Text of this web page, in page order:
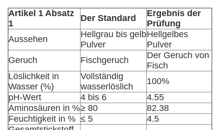
Artikel 1 Absatz
1
Der Standard
Ergebnis der
Prüfung
Aussehen
Hellgrau bis gelb
Pulver
Hellgelbes
Pulver
Geruch
Fischgeruch
Der Geruch von
Fisch
Löslichkeit in
Wasser (%)
Vollständig
wasserlöslich
100%
pH-Wert
4 bis 6
4.55
Aminosäuren in %≥ 80
82.38
Feuchtigkeit in % ≤ 5
4.5